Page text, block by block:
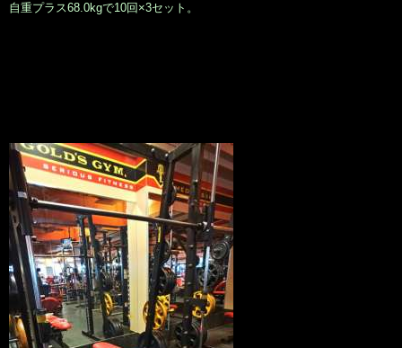
自重プラス68.0kgで10回×3セット。